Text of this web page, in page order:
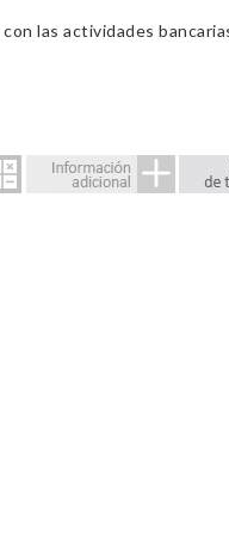
las actividades